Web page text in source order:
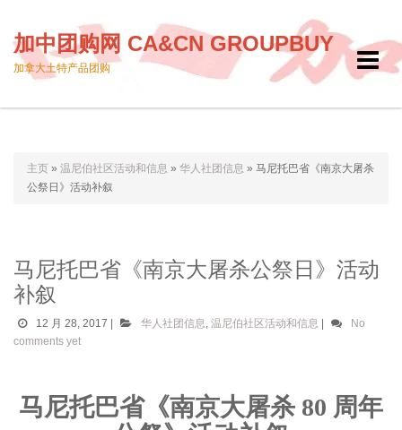
Toggle
加中团购网 CA&CN GROUPBUY
加拿大土特产品团购
主页 » 温尼伯社区活动和信息 » 华人社团信息 » 马尼托巴省《南京大屠杀
公祭日》活动补叙
马尼托巴省《南京大屠杀公祭日》活动
补叙
12 月 28, 2017 华人社团信息, 温尼伯社区活动和信息
No
comments yet
马尼托巴省《南京大屠杀 80 周年